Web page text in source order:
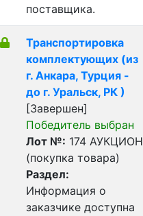
поставщика.
Транспортировка
комплектующих (из
г. Анкара, Турция -
до г. Уральск, РК )
[Завершен]
Победитель выбран
Лот №: 174 АУКЦИОН
(покупка товара)
Раздел:
Информация о
заказчике доступна